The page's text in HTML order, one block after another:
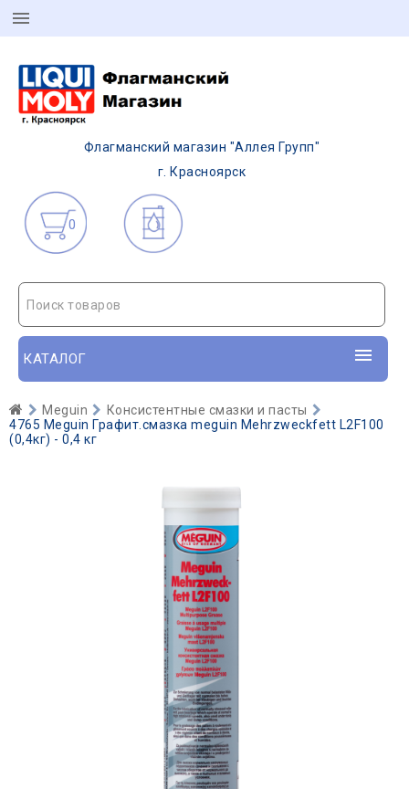
Флагманский магазин "Аллея Групп"
г. Красноярск
0
Поиск товаров
КАТАЛОГ
Meguin
Консистентные смазки и пасты
4765 Meguin Графит.смазка meguin Mehrzweckfett L2F100
(0,4кг) - 0,4 кг